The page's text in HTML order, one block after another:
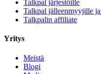
Talkpal järjestöille
Talkpal jälleenmyyjille
Talkpalin affiliate
Yritys
Meistä
Blogi